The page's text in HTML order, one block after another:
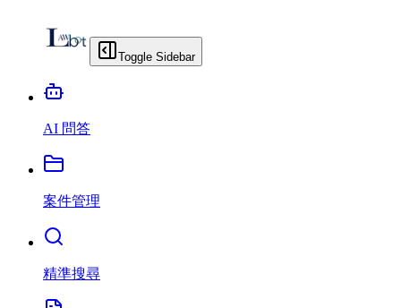
Toggle Sidebar
AI 問答
案件管理
精準搜尋